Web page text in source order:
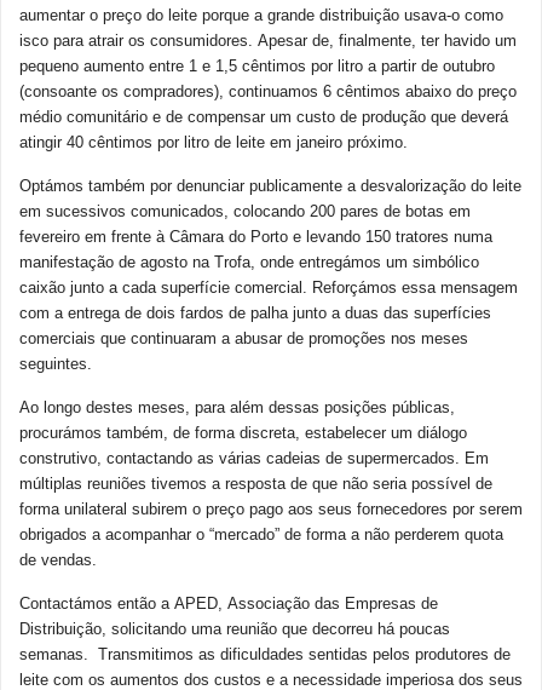
aumentar o preço do leite porque a grande distribuição usava-o como
isco para atrair os consumidores. Apesar de, finalmente, ter havido um
pequeno aumento entre 1 e 1,5 cêntimos por litro a partir de outubro
(consoante os compradores), continuamos 6 cêntimos abaixo do preço
médio comunitário e de compensar um custo de produção que deverá
atingir 40 cêntimos por litro de leite em janeiro próximo.
Optámos também por denunciar publicamente a desvalorização do leite
em sucessivos comunicados, colocando 200 pares de botas em
fevereiro em frente à Câmara do Porto e levando 150 tratores numa
manifestação de agosto na Trofa, onde entregámos um simbólico
caixão junto a cada superfície comercial. Reforçámos essa mensagem
com a entrega de dois fardos de palha junto a duas das superfícies
comerciais que continuaram a abusar de promoções nos meses
seguintes.
Ao longo destes meses, para além dessas posições públicas,
procurámos também, de forma discreta, estabelecer um diálogo
construtivo, contactando as várias cadeias de supermercados. Em
múltiplas reuniões tivemos a resposta de que não seria possível de
forma unilateral subirem o preço pago aos seus fornecedores por serem
obrigados a acompanhar o “mercado” de forma a não perderem quota
de vendas.
Contactámos então a APED, Associação das Empresas de
Distribuição, solicitando uma reunião que decorreu há poucas
semanas. Transmitimos as dificuldades sentidas pelos produtores de
leite com os aumentos dos custos e a necessidade imperiosa dos seus